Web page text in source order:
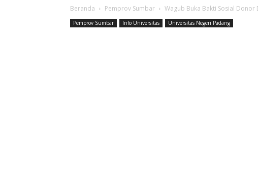
Beranda Pemprov Sumbar Wagub Buka Bakti Sosial Donor
Pemprov Sumbar Info Universitas Universitas Negeri Padang